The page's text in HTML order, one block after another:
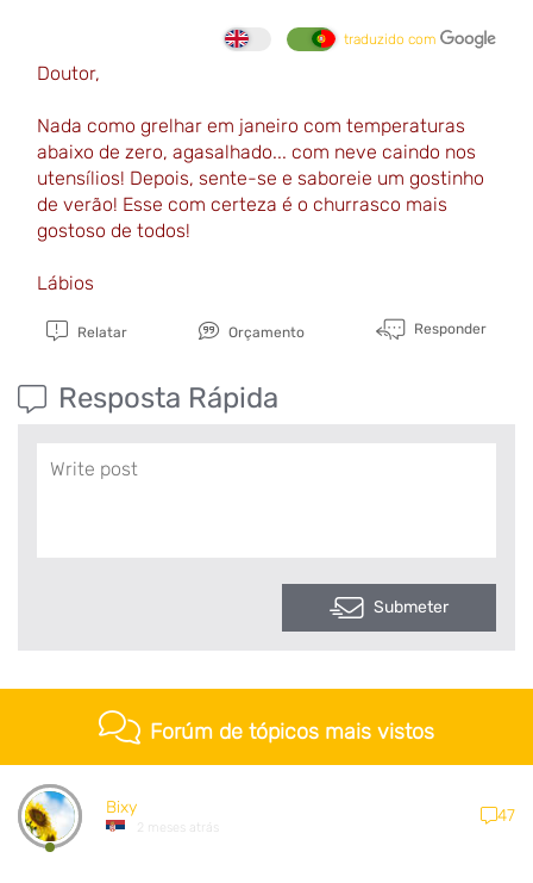
traduzido com
Doutor,
Nada como grelhar em janeiro com temperaturas
abaixo de zero, agasalhado... com neve caindo nos
utensílios! Depois, sente-se e saboreie um gostinho
de verão! Esse com certeza é o churrasco mais
gostoso de todos!
Lábios
Relatar Orçamento Responder
Resposta Rápida
Submeter
Forúm de tópicos mais vistos
Bixy
2 meses atrás
47